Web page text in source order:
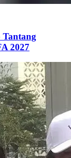
Tantang
2027